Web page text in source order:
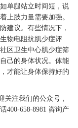
单腿站立时间短，说
上肢力量需要加强。
建议。有些情况下，
物电阻抗肌少症评
区卫生中心肌少症筛
己的身体状况。体能
才能让身体保持好的
关注我们的公众号，
400-658-8981 咨询产